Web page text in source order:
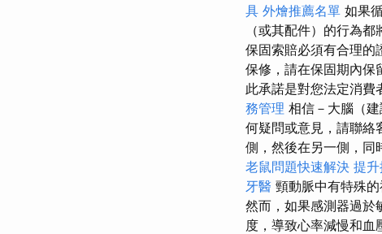
具 外燴推薦名單 如果
（或其配件）的行為都
保固索賠必須有合理的
保修，請在保固期內保
此承諾是對您法定消費
務管理 相信－大腦（
何疑問或意見，請聯絡
側，然後在另一側，同
老鼠問題快速解決 提
牙醫 頸動脈中有特殊
然而，如果感測器過於
度，導致心率減慢和血